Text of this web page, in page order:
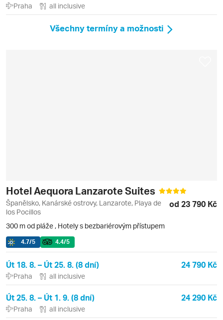
Praha all inclusive
Všechny termíny a možnosti
Hotel Aequora Lanzarote Suites
Španělsko, Kanárské ostrovy, Lanzarote, Playa de
los Pocillos
od 23 790 Kč
300 m od pláže , Hotely s bezbariérovým přístupem
4.7/5 4.4/5
Út 18. 8. – Út 25. 8. (8 dní) 24 790 Kč
Praha all inclusive
Út 25. 8. – Út 1. 9. (8 dní) 24 290 Kč
Praha all inclusive